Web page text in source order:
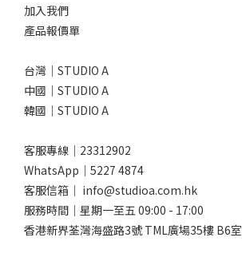
加入我們
產品報價單
台灣｜STUDIO A
中國｜STUDIO A
韓國｜STUDIO A
客服專線｜23312902
WhatsApp｜ 5227 4874
客服信箱｜ info@studioa.com.hk
服務時間｜星期一至五 09:00 - 17:00
香港新界荃灣海盛路3號 TML廣場35樓 B6室